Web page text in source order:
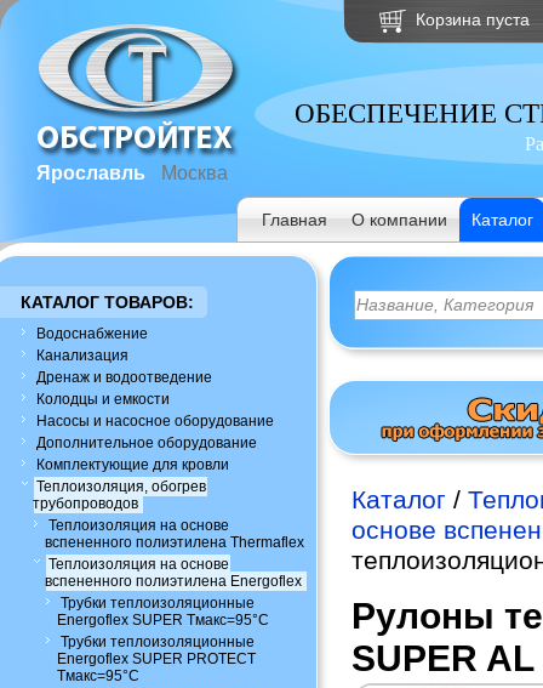
Ярославль Москва
Корзина пуста
ОБЕСПЕЧЕНИЕ
Главная О компании Каталог
КАТАЛОГ ТОВАРОВ:
Водоснабжение
Канализация
Дренаж и водоотведение
Колодцы и емкости
Насосы и насосное оборудование
Дополнительное оборудование
Комплектующие для кровли
Теплоизоляция, обогрев
трубопроводов
Теплоизоляция на основе
вспененного полиэтилена Thermaflex
Теплоизоляция на основе
вспененного полиэтилена Energoflex
Трубки теплоизоляционные
Energoflex SUPER Tмакс=95°C
Трубки теплоизоляционные
Energoflex SUPER PROTECT
Tмакс=95°C
Каталог /
основе
Рулоны
SUPER